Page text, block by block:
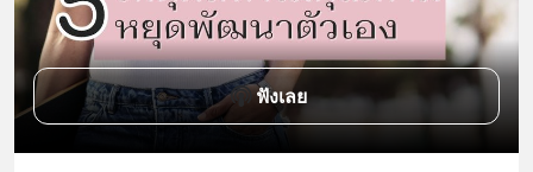
ฟังเลย